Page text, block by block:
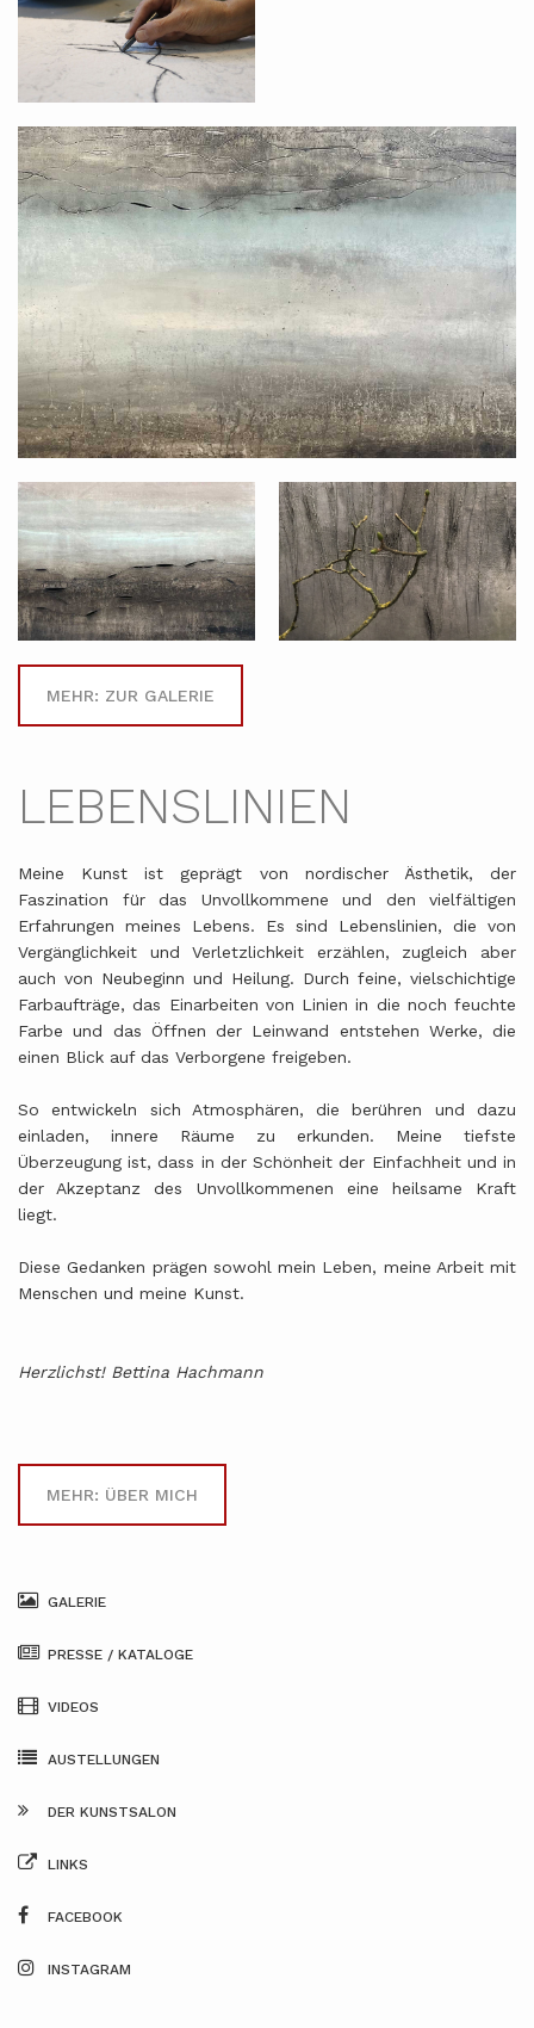
MEHR: ZUR GALERIE
LEBENSLINIEN
Meine Kunst ist geprägt von nordischer Ästhetik, der
Faszination für das Unvollkommene und den vielfältigen
Erfahrungen meines Lebens. Es sind Lebenslinien, die von
Vergänglichkeit und Verletzlichkeit erzählen, zugleich aber
auch von Neubeginn und Heilung. Durch feine, vielschichtige
Farbaufträge, das Einarbeiten von Linien in die noch feuchte
Farbe und das Öffnen der Leinwand entstehen Werke, die
einen Blick auf das Verborgene freigeben.
So entwickeln sich Atmosphären, die berühren und dazu
einladen, innere Räume zu erkunden. Meine tiefste
Überzeugung ist, dass in der Schönheit der Einfachheit und in
der Akzeptanz des Unvollkommenen eine heilsame Kraft
liegt.
Diese Gedanken prägen sowohl mein Leben, meine Arbeit mit
Menschen und meine Kunst.
Herzlichst! Bettina Hachmann
MEHR: ÜBER MICH
GALERIE
PRESSE / KATALOGE
VIDEOS
AUSTELLUNGEN
DER KUNSTSALON
LINKS
FACEBOOK
INSTAGRAM